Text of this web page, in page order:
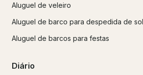
Aluguel de veleiro
Aluguel de barco para despedida de
Aluguel de barcos para festas
Diário